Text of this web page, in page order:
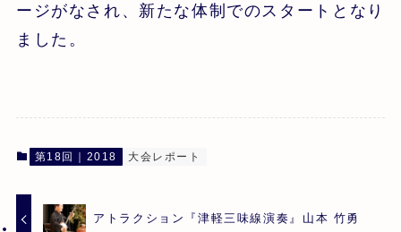
ージがなされ、新たな体制でのスタートとなり
ました。
第18回｜2018 大会レポート
アトラクション『津軽三味線演奏』山本 竹勇